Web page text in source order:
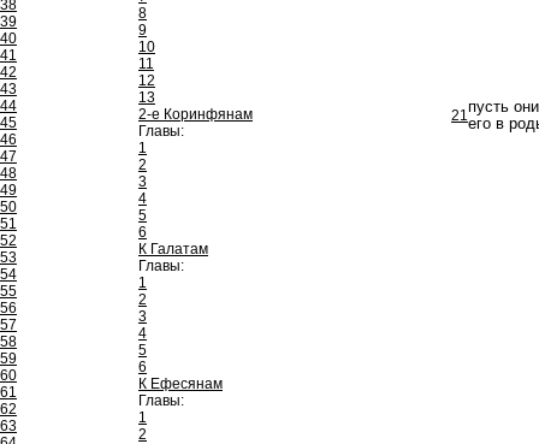
38
39
40
41
42
43
44
45
46
47
48
49
50
51
52
53
54
55
56
57
58
59
60
61
62
63
8
9
10
11
12
13
2-е Коринфянам
Главы:
1
2
3
4
5
6
К Галатам
Главы:
1
2
3
4
5
6
К Ефесянам
Главы:
1
2
21пусть
его в